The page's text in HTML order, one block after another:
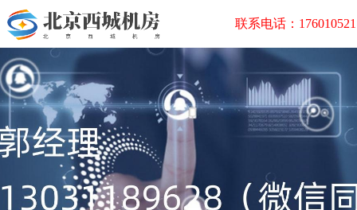
联系电话：